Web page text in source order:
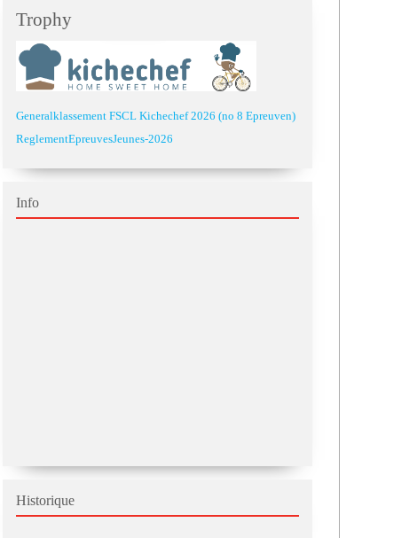
Trophy
Generalklassement FSCL Kichechef 2026 (no 8 Epreuven)
ReglementEpreuvesJeunes-2026
Info
Historique